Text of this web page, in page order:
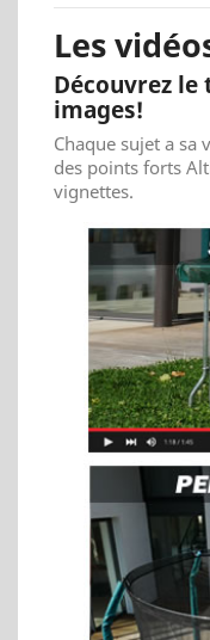
Les
Découvrez
images!
Chaque sujet a sa
des points forts
vignettes.